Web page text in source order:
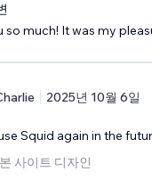
so much! It was my
2025년 10월 6일
Squid again in the
사이트 디자인